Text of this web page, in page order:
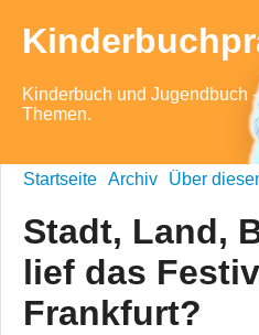
Kinderbuch und Jugendbuch
Themen.
Startseite Archiv Über
Stadt, Land,
lief das
Frankfurt?